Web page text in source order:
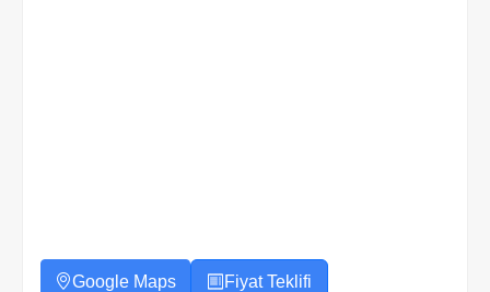
Google Maps Fiyat Teklifi